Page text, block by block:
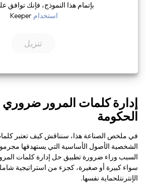
بإتمام هذا النموذج، فإنك توافق
استخدام
إدارة كلمات المرور
الحكومة
في ملخص الصناعة هذا، سنناقش كيف تعتبر
الشخصية الأصول الأساسية التي يستهدفها
السبب وراء ضرورة تطبيق حل إدارة كلمات
سواء كبيرة أو صغيرة، كجزء من استراتيجية
الإنترنتلحماية نفسها.